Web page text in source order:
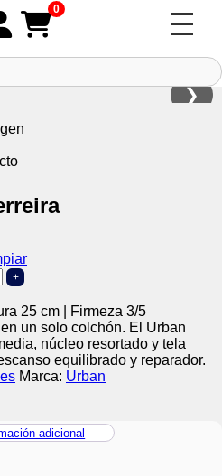
0
❯
+
25 cm | Firmeza 3/5
un solo colchón. El Urban
núcleo resortado y tela
equilibrado y reparador.
Marca: Urban
adicional